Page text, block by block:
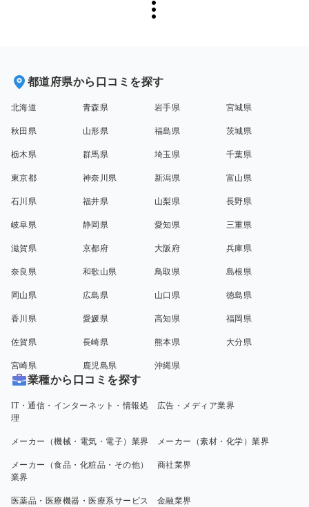
都道府県から口コミを探す
北海道 青森県 岩手県 宮城県
秋田県 山形県 福島県 茨城県
栃木県 群馬県 埼玉県 千葉県
東京都 神奈川県 新潟県 富山県
石川県 福井県 山梨県 長野県
岐阜県 静岡県 愛知県 三重県
滋賀県 京都府 大阪府 兵庫県
奈良県 和歌山県 鳥取県 島根県
岡山県 広島県 山口県 徳島県
香川県 愛媛県 高知県 福岡県
佐賀県 長崎県 熊本県 大分県
宮崎県 鹿児島県 沖縄県
業種から口コミを探す
IT・通信・インターネット・情報処
理
広告・メディア業界
メーカー（機械・電気・電子）業界 メーカー（素材・化学）業界
メーカー（食品・化粧品・その他）
業界
商社業界
医薬品・医療機器・医療系サービス 金融業界